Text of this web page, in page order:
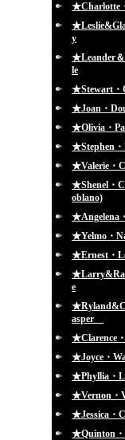
★Charlotte
y
★Leander
le
★Stewart・
★Joan・
★Olivia・
★Stephen
★Valerie・
★Shenel・
oblano)
★Angelena
★Yelmo・
★Ernest・
e
asper
★Clarence
★Joyce・
★Phyllia・
★Vernon・
★Jessica・
★Quinton・